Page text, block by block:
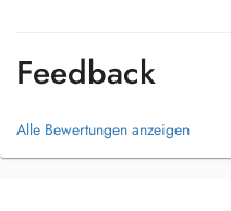
Feedback
Alle Bewertungen anzeigen